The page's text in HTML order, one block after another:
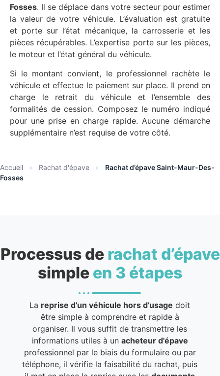
Fosses. Il se déplace dans votre secteur pour estimer
la valeur de votre véhicule. L’évaluation est gratuite
et porte sur l’état mécanique, la carrosserie et les
pièces récupérables. L’expertise porte sur les pièces,
le moteur et l’état général du véhicule.
Si le montant convient, le professionnel rachète le
véhicule et effectue le paiement sur place. Il prend en
charge le retrait du véhicule et l’ensemble des
formalités de cession. Composez le numéro indiqué
pour une prise en charge rapide. Aucune démarche
supplémentaire n’est requise de votre côté.
Accueil » Rachat d'épave »
Rachat d’épave Saint-Maur-Des-
Fosses
Processus de rachat d’épave
simple en 3 étapes
La reprise d’un véhicule hors d’usage doit
être simple à comprendre et rapide à
organiser. Il vous suffit de transmettre les
informations utiles à un acheteur d'épave
professionnel par le biais du formulaire ou par
téléphone, il vérifie la faisabilité du rachat, puis